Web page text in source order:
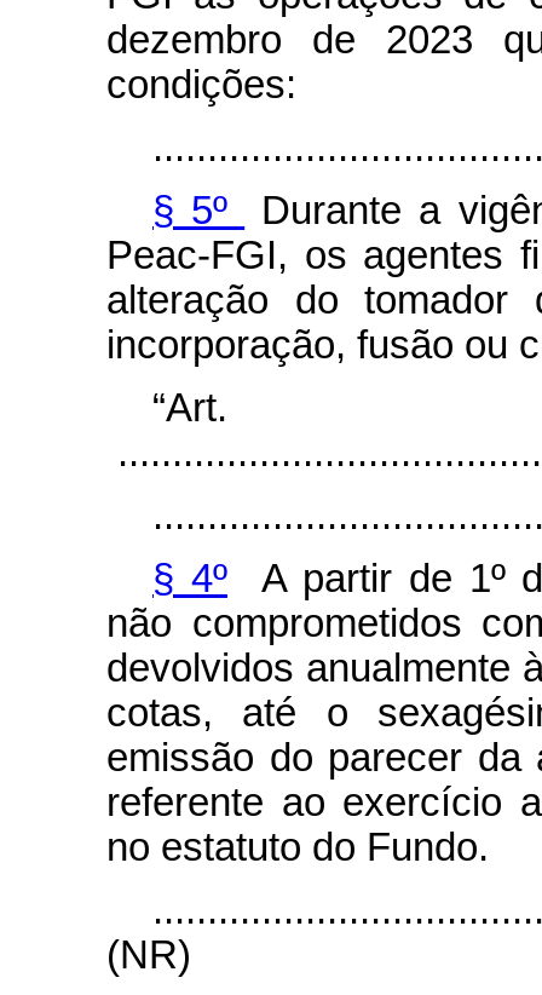
dezembro de 2023
condições:
§ 5º
Durante a
Peac-FGI, os agentes
alteração do
incorporação, fusão ou
§ 4ºA partir de 1º
não comprometidos
devolvidos anualmente
cotas, até o
emissão do parecer da
referente ao exercício
no estatuto do Fundo.
(NR)